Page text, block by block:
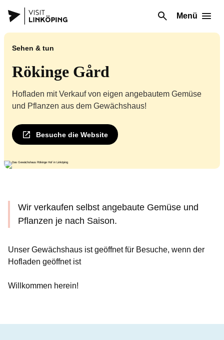
Menü
Sehen & tun
Rökinge Gård
Hofladen mit Verkauf von eigen angebautem Gemüse
und Pflanzen aus dem Gewächshaus!
Besuche die Website
Wir verkaufen selbst angebaute Gemüse und
Pflanzen je nach Saison.
Unser Gewächshaus ist geöffnet für Besuche, wenn der
Hofladen geöffnet ist
Willkommen herein!